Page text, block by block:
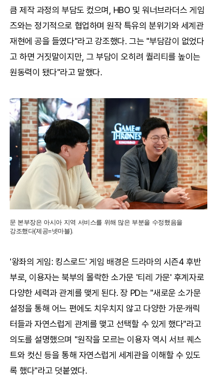
큼 제작 과정의 부담도 컸으며, HBO 및 워너브라더스 게임
즈와는 정기적으로 협업하며 원작 특유의 분위기와 세계관
재현에 공을 들였다"라고 강조했다. 그는 "부담감이 없었다
고 하면 거짓말이지만, 그 부담이 오히려 퀄리티를 높이는
원동력이 됐다"라고 말했다.
문 본부장은 아시아 지역 서비스를 위해 많은 부분을 수정했음을
강조했다(제공=넷마블).
'왕좌의 게임: 킹스로드' 게임 배경은 드라마의 시즌4 후반
부로, 이용자는 북부의 몰락한 소가문 '티레 가문' 후계자로
다양한 세력과 관계를 맺게 된다. 장 PD는 "새로운 소가문
설정을 통해 어느 편에도 치우치지 않고 다양한 가문·캐릭
터들과 자연스럽게 관계를 맺고 선택할 수 있게 했다"라고
의도를 설명했으며 "원작을 모르는 이용자 역시 서브 퀘스
트와 컷신 등을 통해 자연스럽게 세계관을 이해할 수 있도
록 했다"라고 덧붙였다.